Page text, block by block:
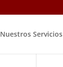
Nuestros Servicios